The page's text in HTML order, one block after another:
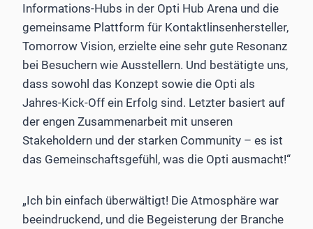
Informations-Hubs in der Opti Hub Arena und die
gemeinsame Plattform für Kontaktlinsenhersteller,
Tomorrow Vision, erzielte eine sehr gute Resonanz
bei Besuchern wie Ausstellern. Und bestätigte uns,
dass sowohl das Konzept sowie die Opti als
Jahres-Kick-Off ein Erfolg sind. Letzter basiert auf
der engen Zusammenarbeit mit unseren
Stakeholdern und der starken Community – es ist
das Gemeinschaftsgefühl, was die Opti ausmacht!“
„Ich bin einfach überwältigt! Die Atmosphäre war
beeindruckend, und die Begeisterung der Branche